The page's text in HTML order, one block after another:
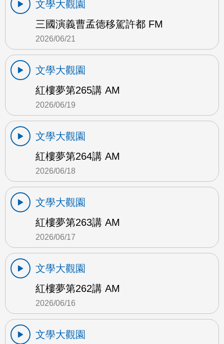
文學大觀園
三國演義曹孟德移駕許都 FM
2026/06/21
文學大觀園
紅樓夢第265講 AM
2026/06/19
文學大觀園
紅樓夢第264講 AM
2026/06/18
文學大觀園
紅樓夢第263講 AM
2026/06/17
文學大觀園
紅樓夢第262講 AM
2026/06/16
文學大觀園